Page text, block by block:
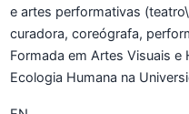
e artes performativas
curadora, coreógrafa,
Formada em Artes Visuais
Ecologia Humana na